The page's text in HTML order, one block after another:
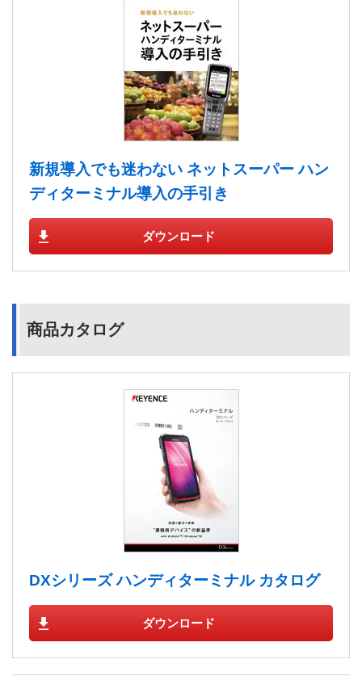
新規導入でも迷わない ネットスーパー ハン
ディターミナル導入の手引き
ダウンロード
商品カタログ
DXシリーズ ハンディターミナル カタログ
ダウンロード